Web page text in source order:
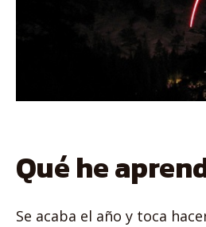
Qué he
Se acaba el año y toca